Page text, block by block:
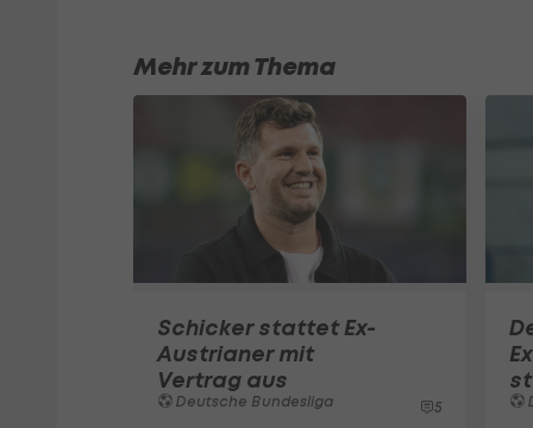
Mehr zum Thema
Schicker stattet Ex-
Austrianer mit
Vertrag aus
Deutsche Bundesliga 5